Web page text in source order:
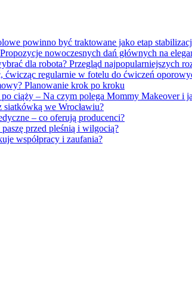
powinno być traktowane jako etap
nowoczesnych dań głównych na
dla robota? Przegląd najpopularniejszych
ćwicząc regularnie w fotelu do ćwiczeń
Planowanie krok po kroku
ciąży – Na czym polega Mommy Makeover i
siatkówką we Wrocławiu?
– co oferują producenci?
przed pleśnią i wilgocią?
współpracy i zaufania?